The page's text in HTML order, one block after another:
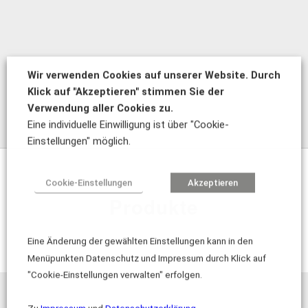
Wir verwenden Cookies auf unserer Website. Durch
Klick auf "Akzeptieren" stimmen Sie der
Verwendung aller Cookies zu.
Eine individuelle Einwilligung ist über "Cookie-
Einstellungen" möglich.
Cookie-Einstellungen Akzeptieren
Eine Änderung der gewählten Einstellungen kann in den
Menüpunkten Datenschutz und Impressum durch Klick auf
"Cookie-Einstellungen verwalten" erfolgen.